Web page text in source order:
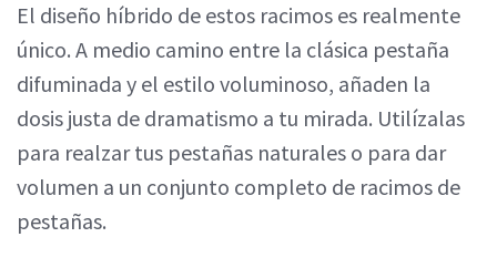
El diseño híbrido de estos racimos es realmente
único. A medio camino entre la clásica pestaña
difuminada y el estilo voluminoso, añaden la
dosis justa de dramatismo a tu mirada. Utilízalas
para realzar tus pestañas naturales o para dar
volumen a un conjunto completo de racimos de
pestañas.